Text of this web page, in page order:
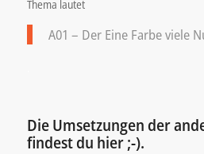
Thema lautet
A01 – Der Eine Farbe viele
Die Umsetzungen der
findest du hier ;-).